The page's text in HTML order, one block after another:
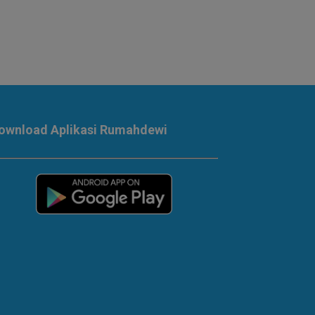
Aplikasi Rumahdewi